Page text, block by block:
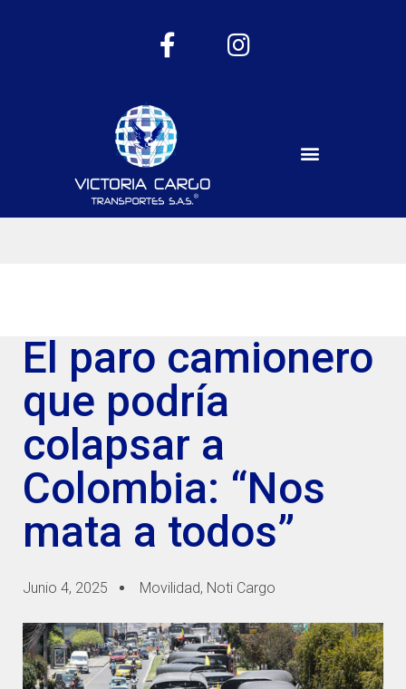
El paro camionero
que podría
colapsar a
Colombia: “Nos
mata a todos”
Junio 4, 2025 Movilidad, Noti Cargo